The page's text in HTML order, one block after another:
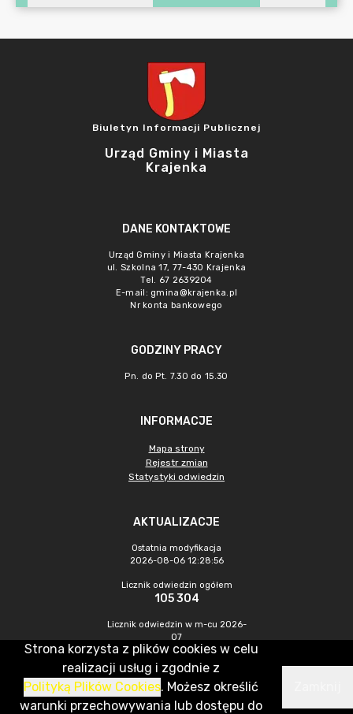
Biuletyn Informacji Publicznej
Urząd Gminy i Miasta
Krajenka
DANE KONTAKTOWE
Urząd Gminy i Miasta Krajenka
ul. Szkolna 17, 77-430 Krajenka
Tel. 67 2639204
E-mail: gmina@krajenka.pl
Nr konta bankowego
GODZINY PRACY
Pn. do Pt. 7.30 do 15.30
INFORMACJE
Mapa strony
Rejestr zmian
Statystyki odwiedzin
AKTUALIZACJE
Ostatnia modyfikacja
2026-08-06 12:28:56
Licznik odwiedzin ogółem
105 304
Licznik odwiedzin w m-cu 2026-
07
680
CMS & Hosting: Nefeni Sp. z o.o.
Strona korzysta z plików cookies w celu
realizacji usług i zgodnie z
Polityką Plików Cookies. Możesz określić
warunki przechowywania lub dostępu do